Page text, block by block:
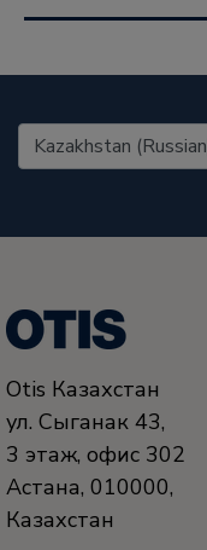
United States (EN)
Otis Казахстан
ул. Сыганак 43,
3 этаж, офис 302
Астана, 010000,
Казахстан